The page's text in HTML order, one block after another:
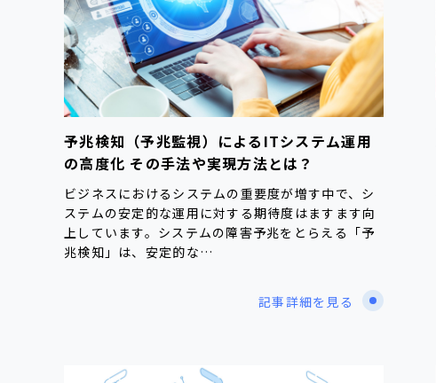
予兆検知（予兆監視）によるITシステム運用
の高度化 その手法や実現方法とは？
ビジネスにおけるシステムの重要度が増す中で、シ
ステムの安定的な運用に対する期待度はますます向
上しています。システムの障害予兆をとらえる「予
兆検知」は、安定的な…
記事詳細を見る